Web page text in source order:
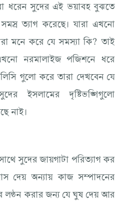
ধরেন সুদের এই ভয়াবহ বুঝতে
ত্যাগ করেছে। যারা এখনো
মনে করে যে সমস্যা কি? তাই
নরমালাইজ পজিশনে ধরে
গুলো করে তারা দেখবেন যে
ইসলামের দৃষ্টিভঙ্গিগুলো
নাই।
সুদের জায়গাটা পরিত্যাগ কর
দেয় অন্যায় কাজ সম্পাদনের
লন্ঠন করার জন্য যে ঘুষ দেয় আর